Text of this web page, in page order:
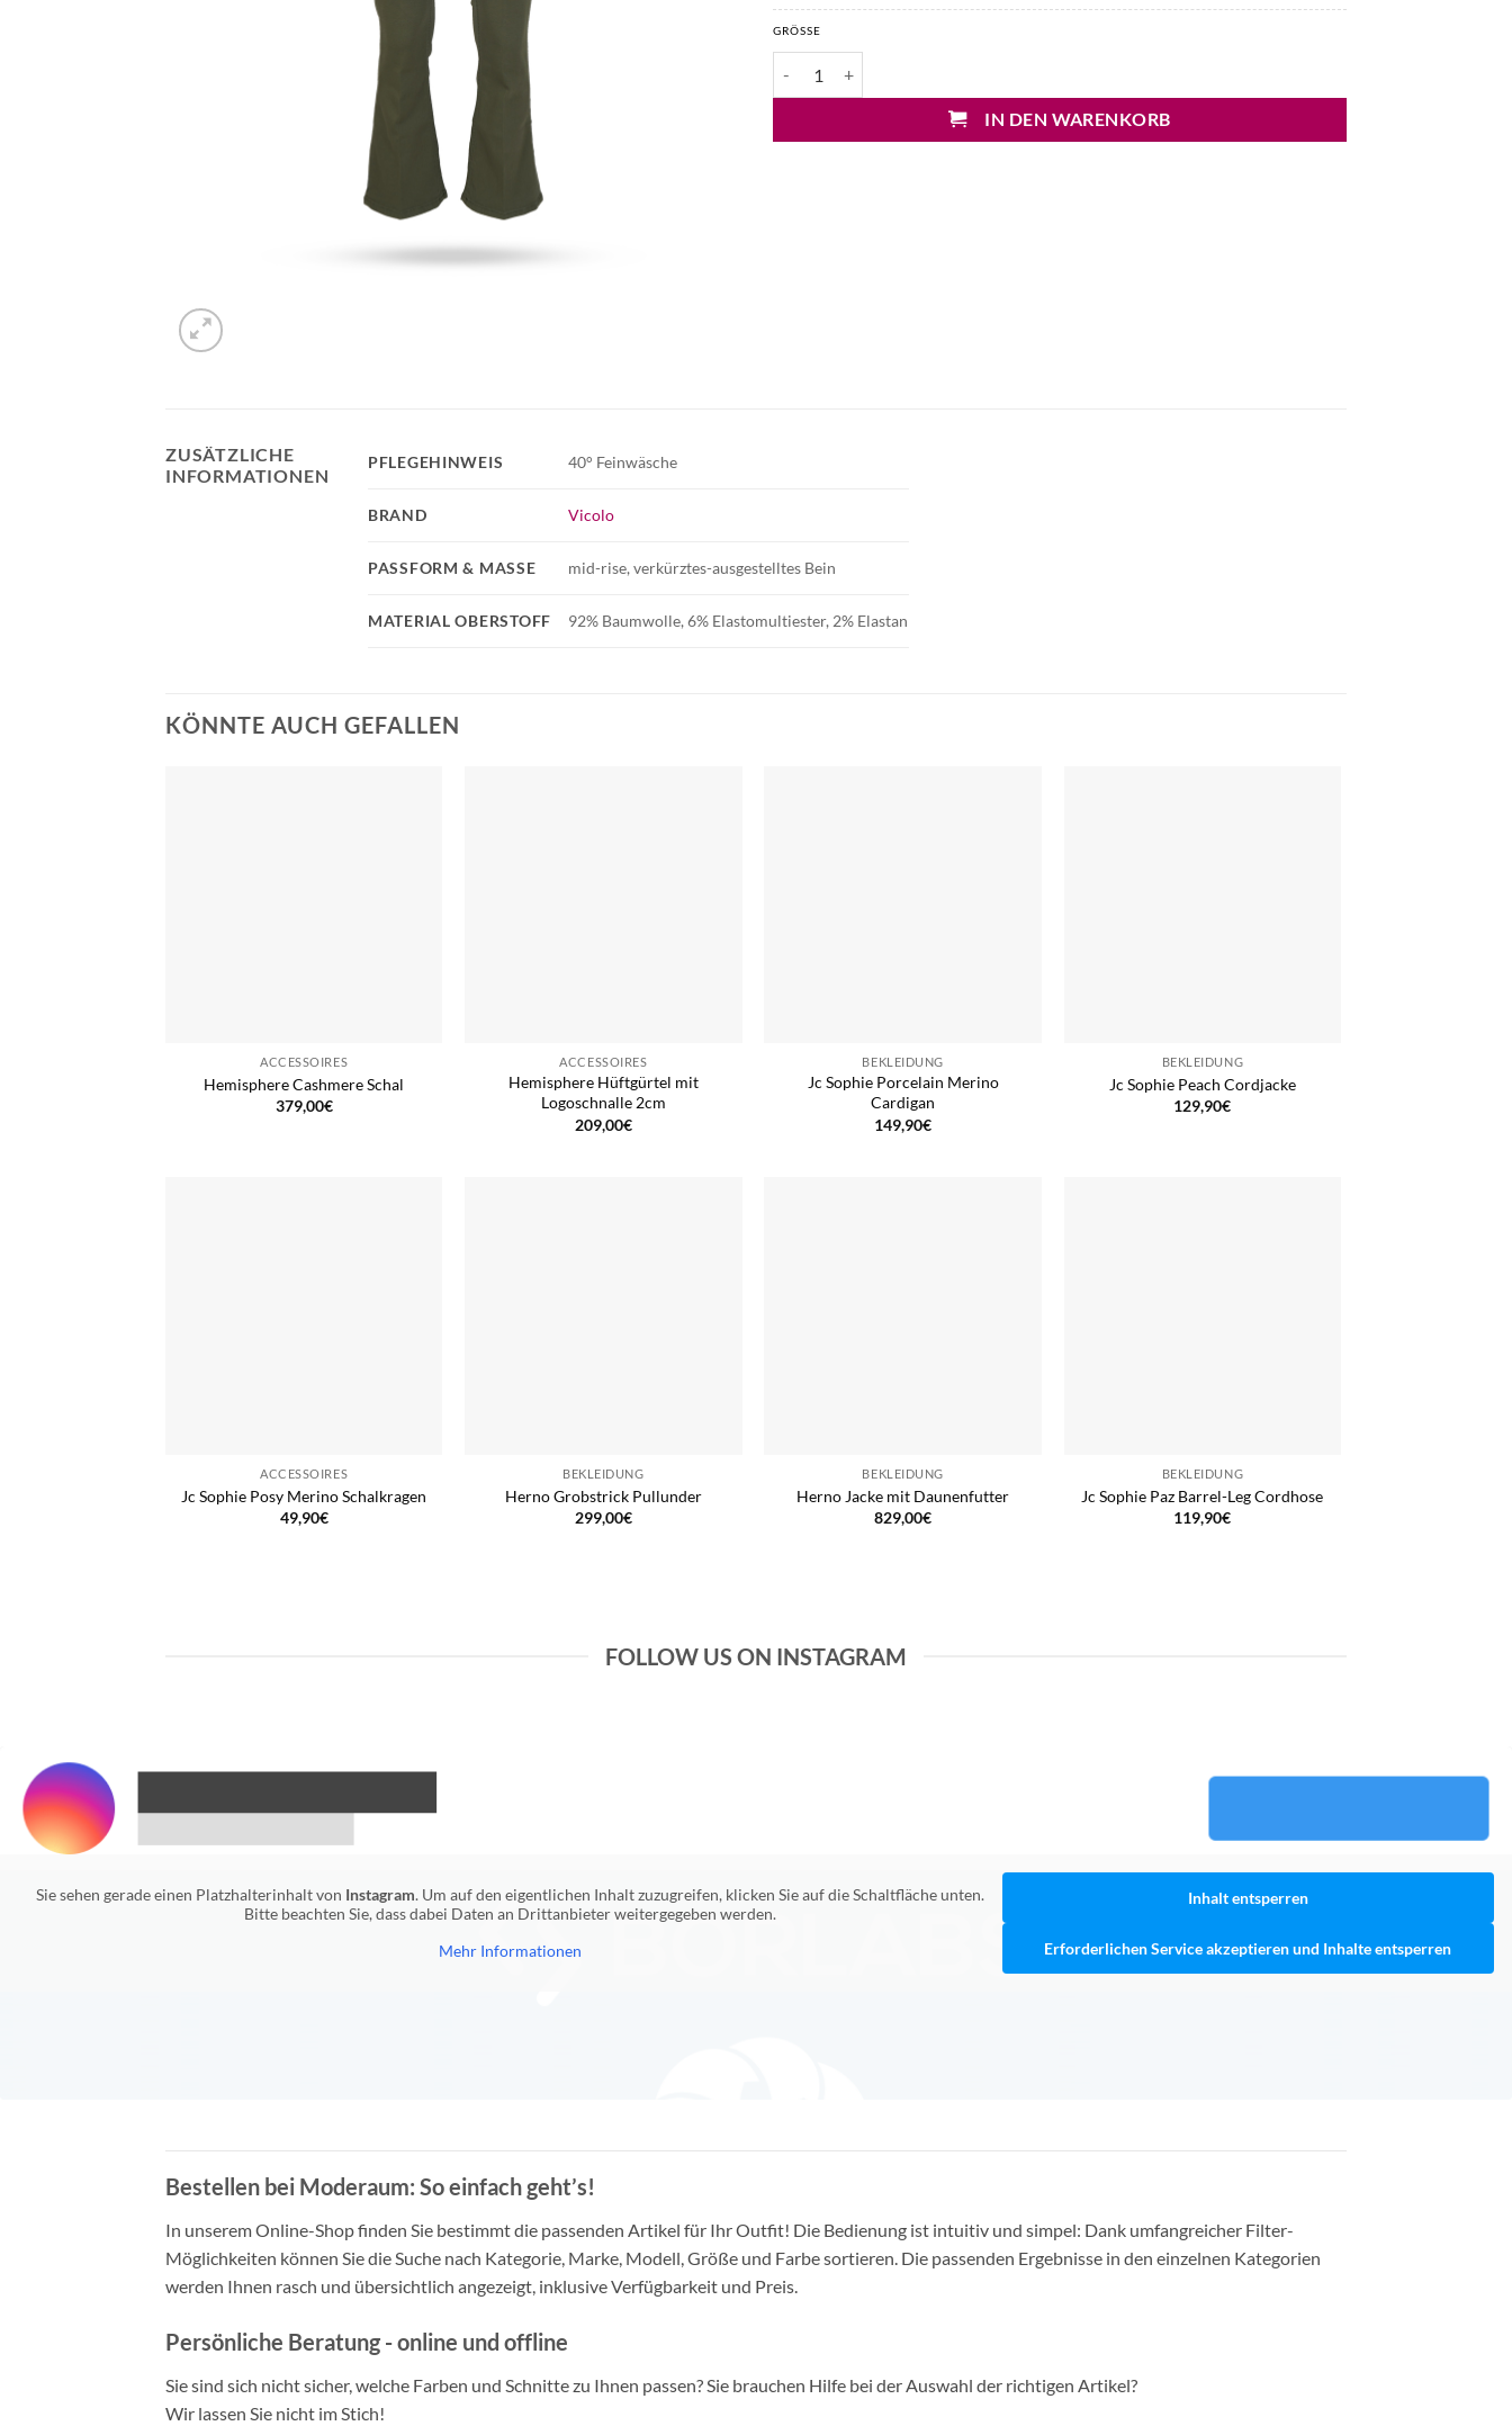
GRÖSSE
IN DEN WARENKORB
ZUSÄTZLICHE
INFORMATIONEN
MATERIAL OBERSTOFF 92% Baumwolle, 6% Elastomultiester, 2% Elastan
PFLEGEHINWEIS 40° Feinwäsche
BRAND Vicolo
PASSFORM & MASSE mid-rise, verkürztes-ausgestelltes Bein
KÖNNTE AUCH GEFALLEN
ACCESSOIRES
Hemisphere Cashmere Schal
379,00€
ACCESSOIRES
Hemisphere Hüftgürtel mit
Logoschnalle 2cm
209,00€
BEKLEIDUNG
Jc Sophie Porcelain Merino
Cardigan
149,90€
BEKLEIDUNG
Jc Sophie Peach Cordjacke
129,90€
ACCESSOIRES
Jc Sophie Posy Merino Schalkragen
49,90€
BEKLEIDUNG
Herno Grobstrick Pullunder
299,00€
BEKLEIDUNG
Herno Jacke mit Daunenfutter
829,00€
BEKLEIDUNG
Jc Sophie Paz Barrel-Leg Cordhose
119,90€
FOLLOW US ON INSTAGRAM
Sie sehen gerade einen Platzhalterinhalt von Instagram. Um auf den eigentlichen Inhalt zuzugreifen, klicken Sie auf die Schaltfläche unten.
Bitte beachten Sie, dass dabei Daten an Drittanbieter weitergegeben werden.
Mehr Informationen
Inhalt entsperren
Erforderlichen Service akzeptieren und Inhalte entsperren
Bestellen bei Moderaum: So einfach geht’s!
In unserem Online-Shop finden Sie bestimmt die passenden Artikel für Ihr Outfit! Die Bedienung ist intuitiv und simpel: Dank umfangreicher Filter-
Möglichkeiten können Sie die Suche nach Kategorie, Marke, Modell, Größe und Farbe sortieren. Die passenden Ergebnisse in den einzelnen Kategorien
werden Ihnen rasch und übersichtlich angezeigt, inklusive Verfügbarkeit und Preis.
Persönliche Beratung - online und offline
Sie sind sich nicht sicher, welche Farben und Schnitte zu Ihnen passen? Sie brauchen Hilfe bei der Auswahl der richtigen Artikel?
Wir lassen Sie nicht im Stich!